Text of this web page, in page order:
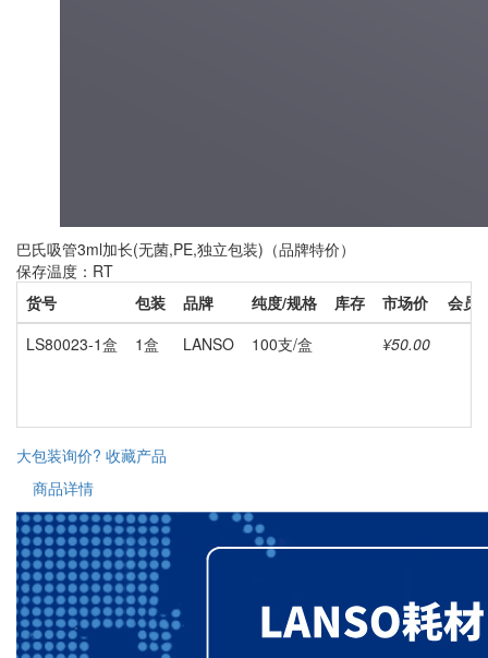
巴氏吸管3ml加长(无菌,PE,独立包装)（品牌特价）
保存温度：RT
货号
包装 品牌 纯度/规格 库存 市场价
会员
LS80023-1盒
1盒 LANSO 100支/盒 ¥50.00
大包装询价? 收藏产品
商品详情